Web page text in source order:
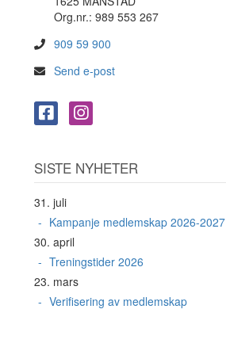
Org.nr.: 989 553 267
909 59 900
Send e-post
SISTE NYHETER
31. juli
Kampanje medlemskap 2026-2027
30. april
Treningstider 2026
23. mars
Verifisering av medlemskap